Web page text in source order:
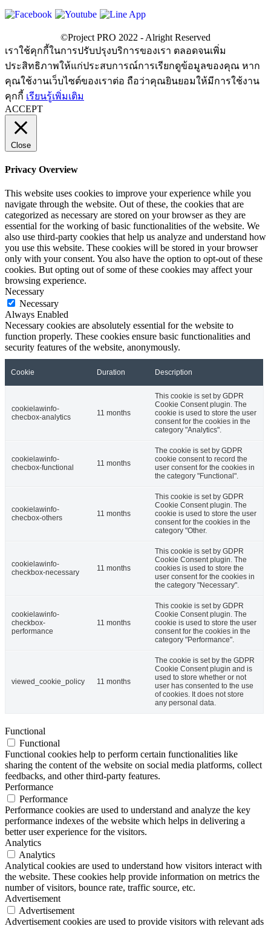
เราใช้คุกกี้ในการปรับปรุงบริการของเรา ตลอดจนเพิ่ม
ประสิทธิภาพให้แก่ประสบการณ์การเรียกดูข้อมูลของคุณ หาก
คุณใช้งานเว็บไซต์ของเราต่อ ถือว่าคุณยินยอมให้มีการใช้งาน
คุกกี้ เรียนรู้เพิ่มเติม
ACCEPT
Close
Privacy Overview
This website uses cookies to improve your experience while you
navigate through the website. Out of these, the cookies that are
categorized as necessary are stored on your browser as they are
essential for the working of basic functionalities of the website. We
also use third-party cookies that help us analyze and understand how
you use this website. These cookies will be stored in your browser
only with your consent. You also have the option to opt-out of these
cookies. But opting out of some of these cookies may affect your
browsing experience.
Necessary
Necessary
Always Enabled
Necessary cookies are absolutely essential for the website to
function properly. These cookies ensure basic functionalities and
security features of the website, anonymously.
Cookie Duration Description
cookielawinfo-
checbox-analytics
11 months
This cookie is set by GDPR
Cookie Consent plugin. The
cookie is used to store the user
consent for the cookies in the
category "Analytics".
cookielawinfo-
checbox-functional
11 months
The cookie is set by GDPR
cookie consent to record the
user consent for the cookies in
the category "Functional".
cookielawinfo-
checbox-others
11 months
This cookie is set by GDPR
Cookie Consent plugin. The
cookie is used to store the user
consent for the cookies in the
category "Other.
cookielawinfo-
checkbox-necessary
11 months
This cookie is set by GDPR
Cookie Consent plugin. The
cookies is used to store the
user consent for the cookies in
the category "Necessary".
cookielawinfo-
checkbox-
performance
11 months
This cookie is set by GDPR
Cookie Consent plugin. The
cookie is used to store the user
consent for the cookies in the
category "Performance".
viewed_cookie_policy 11 months
The cookie is set by the GDPR
Cookie Consent plugin and is
used to store whether or not
user has consented to the use
of cookies. It does not store
any personal data.
Functional
Functional
Functional cookies help to perform certain functionalities like
sharing the content of the website on social media platforms, collect
feedbacks, and other third-party features.
Performance
Performance
Performance cookies are used to understand and analyze the key
performance indexes of the website which helps in delivering a
better user experience for the visitors.
Analytics
Analytics
Analytical cookies are used to understand how visitors interact with
the website. These cookies help provide information on metrics the
number of visitors, bounce rate, traffic source, etc.
Advertisement
Advertisement
Advertisement cookies are used to provide visitors with relevant ads